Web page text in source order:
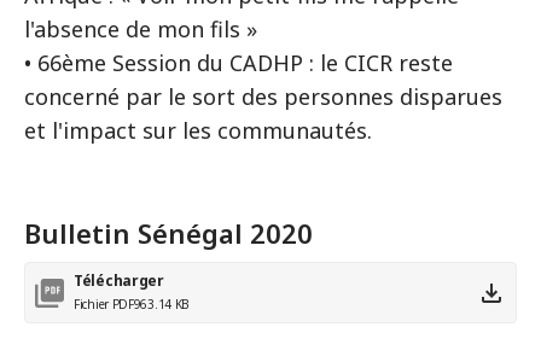
l'absence de mon fils »
• 66ème Session du CADHP : le CICR reste
concerné par le sort des personnes disparues
et l'impact sur les communautés.
Bulletin Sénégal 2020
Télécharger
Fichier PDF963.14 KB